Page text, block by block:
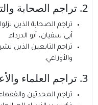
2. تراجم الصحابة والتابعين
تراجم الصحابة الذين
أبي سفيان، أبو الدرداء.
تراجم التابعين الذين
والأوزاعي.
3. تراجم العلماء والأعلام
تراجم المحدثين